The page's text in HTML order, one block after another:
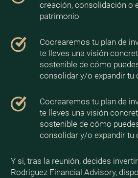
creación, consolidación o
patrimonio
Cocrearemos tu plan de
te lleves una visión
sostenible de cómo
consolidar y/o expandir tu
Cocrearemos tu plan de
te lleves una visión
sostenible de cómo
consolidar y/o expandir tu
Y si, tras la reunión, decides
Rodriguez Financial Advisory,